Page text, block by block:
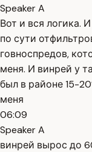
Speaker A
Вот и вся логика.
по сути
говноспредов,
меня. И винрей у
был в районе 15-
меня
06:09
Speaker A
винрей вырос до